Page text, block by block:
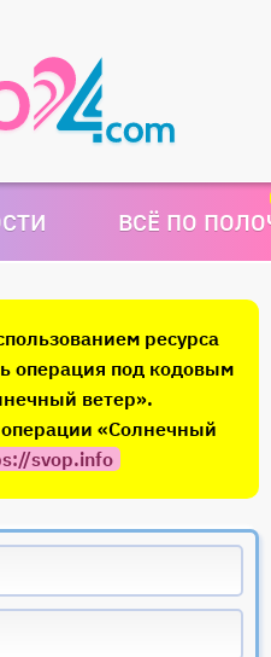
ВСЁ ПО
ресурса
операция под кодовым
ветер».
«Солнечный
svop.info